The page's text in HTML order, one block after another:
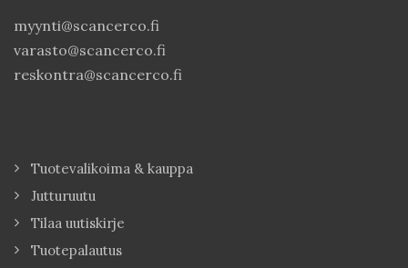
myynti@scancerco.fi
varasto@scancerco.fi
reskontra@scancerco.fi
Tuotevalikoima & kauppa
Jutturuutu
Tilaa uutiskirje
Tuotepalautus